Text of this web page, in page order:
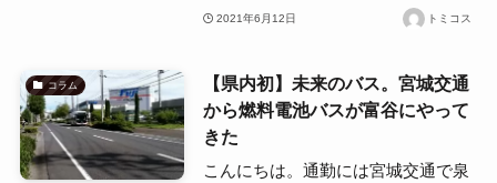
2021年6月12日 トミコス
コラム
【県内初】未来のバス。宮城交通
から燃料電池バスが富谷にやって
きた
こんにちは。通勤には宮城交通で泉